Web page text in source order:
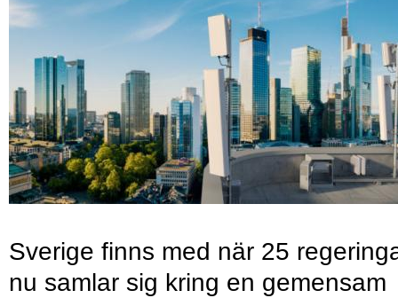
Sverige finns med när 25
nu samlar sig kring en gemensam